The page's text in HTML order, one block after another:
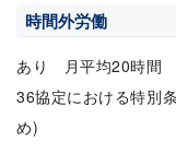
時間外労働
あり 月平均20時間
36協定における特別
め)